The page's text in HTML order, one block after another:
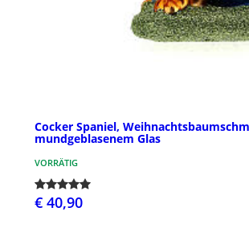
Cocker Spaniel,
mundgeblasenem Glas
VORRÄTIG
€ 40,90